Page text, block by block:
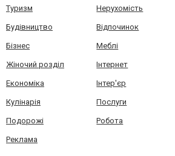
Туризм Нерухомість
Будівництво Відпочинок
Бізнес Меблі
Жіночий розділ Інтернет
Економіка Інтер'єр
Кулінарія Послуги
Подорожі Робота
Реклама